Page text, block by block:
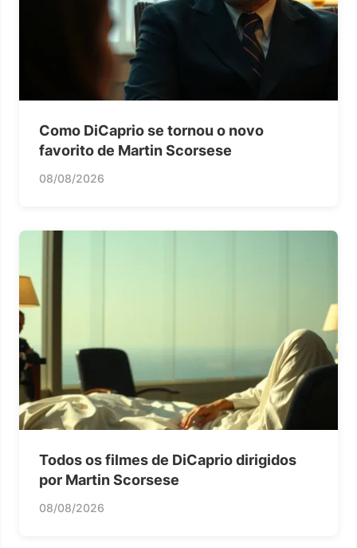
Como DiCaprio se tornou o novo
favorito de Martin Scorsese
08/08/2026
Todos os filmes de DiCaprio dirigidos
por Martin Scorsese
08/08/2026